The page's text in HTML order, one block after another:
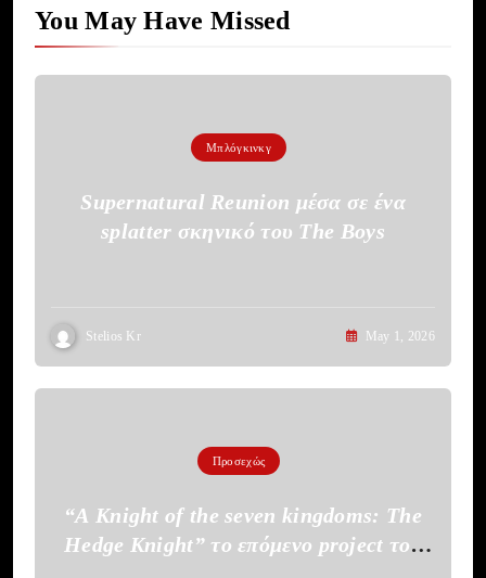
You May Have Missed
Μπλόγκινκγ
Supernatural Reunion μέσα σε ένα
splatter σκηνικό του The Boys
Stelios Kr May 1, 2026
Προσεχώς
“A Knight of the seven kingdoms: The
Hedge Knight” το επόμενο project του